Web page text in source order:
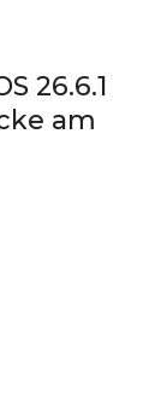
26.6.1
am